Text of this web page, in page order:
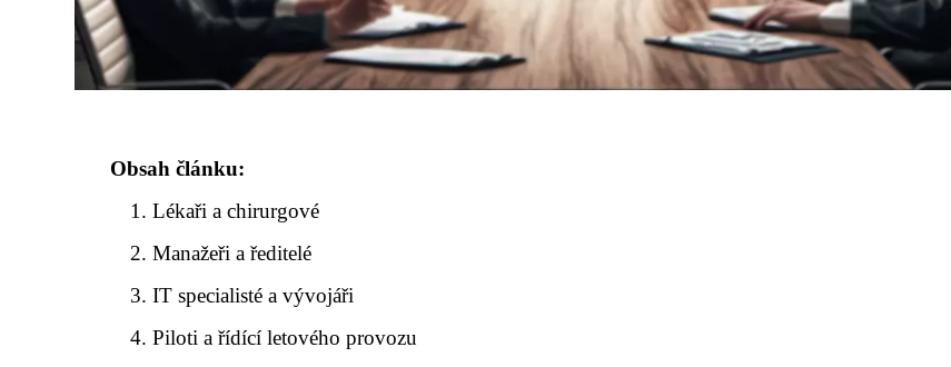
Obsah článku:
Lékaři a chirurgové
Manažeři a ředitelé
IT specialisté a vývojáři
Piloti a řídící letového provozu